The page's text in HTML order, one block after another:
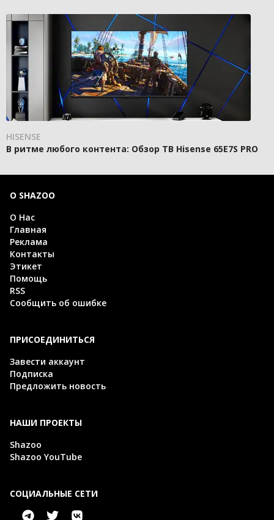
HISENSE
В ритме любого контента: Обзор ТВ Hisense 65E7S PRO
О SHAZOO
О Нас
Главная
Реклама
Контакты
Этикет
Помощь
RSS
Сообщить об ошибке
ПРИСОЕДИНИТЬСЯ
Завести аккаунт
Подписка
Предложить новость
НАШИ ПРОЕКТЫ
Shazoo
Shazoo YouTube
СОЦИАЛЬНЫЕ СЕТИ